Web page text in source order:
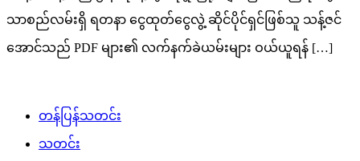
သာစည်လမ်းရှိ ရတနာ ငွေထုတ်ငွေလွဲ့ ဆိုင်ပိုင်ရှင်ဖြစ်သူ သန့်ဇင်
အောင်သည် PDF များ၏ လက်နက်ခဲယမ်းများ ဝယ်ယူရန် […]
တန်ပြန်သတင်း
သတင်း